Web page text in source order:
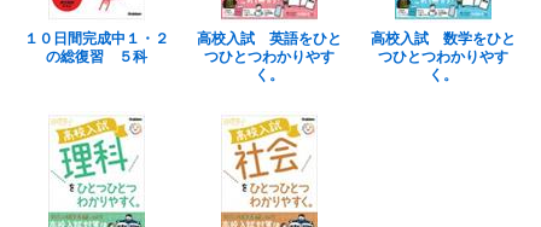
１０日間完成中１・２
の総復習 ５科
高校入試 英語をひと
つひとつわかりやす
く。
高校入試 数学をひと
つひとつわかりやす
く。